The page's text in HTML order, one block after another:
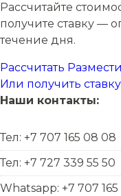
Рассчитайте
получите ставку —
течение дня.
Рассчитать
Или получить
Наши контакты:
Тел: +7 707 165 08 08
Тел: +7 727 339 55 50
Whatsapp: +7 707